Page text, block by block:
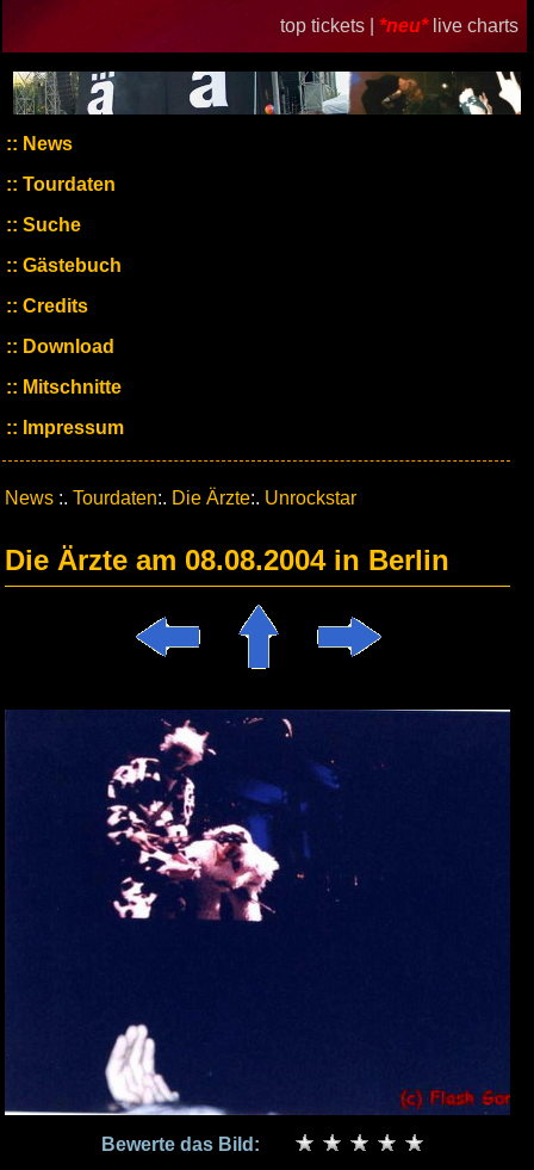
top tickets | *neu* live charts
News
Tourdaten
Suche
Gästebuch
Credits
Download
Mitschnitte
Impressum
News :. Tourdaten:. Die Ärzte:. Unrockstar
Die Ärzte am 08.08.2004 in Berlin
Bewerte das Bild: